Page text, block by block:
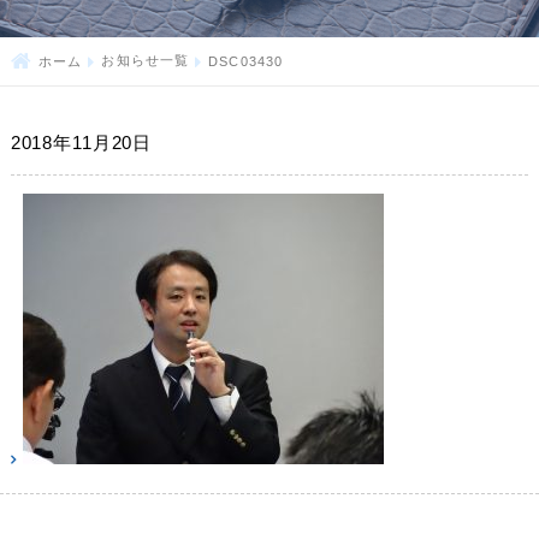
ホーム お知らせ一覧 DSC03430
2018年11月20日